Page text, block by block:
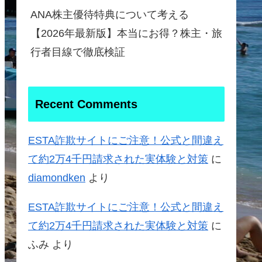
ANA株主優待特典について考える
【2026年最新版】本当にお得？株主・旅
行者目線で徹底検証
Recent Comments
ESTA詐欺サイトにご注意！公式と間違え
て約2万4千円請求された実体験と対策 に
diamondken より
ESTA詐欺サイトにご注意！公式と間違え
て約2万4千円請求された実体験と対策 に
ふみ より